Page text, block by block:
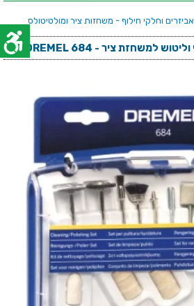
אביזרים וחלקי חילוף - משחזות ציר ומולטיטולס